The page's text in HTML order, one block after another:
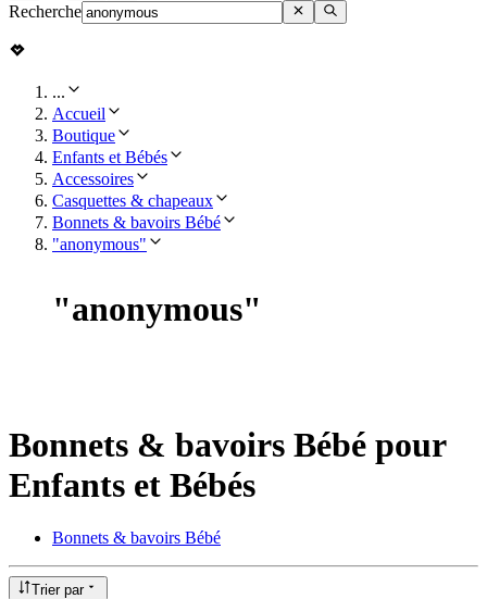
Recherche
...
Accueil
Boutique
Enfants et Bébés
Accessoires
Casquettes & chapeaux
Bonnets & bavoirs Bébé
"anonymous"
"anonymous"
Bonnets & bavoirs Bébé pour
Enfants et Bébés
Bonnets & bavoirs Bébé
Trier par